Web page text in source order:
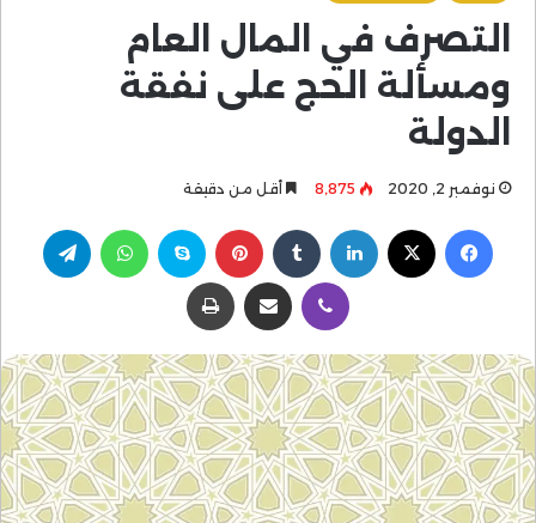
التصرف في المال العام
ومسألة الحج على نفقة
الدولة
نوفمبر 2, 2020 8٬875 أقل من دقيقة
فيسبوك لينكدإن بينتيريست سكايب واتساب
ڤايبر مشاركة عبر البريد طباعة